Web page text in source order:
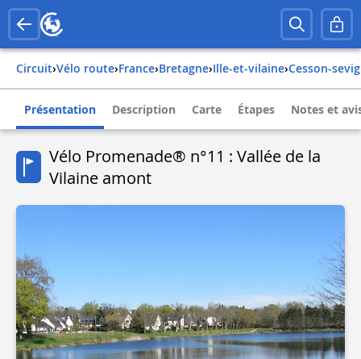
Circuit› Vélo route› france› bretagne› ille-et-vilaine› cesson-
Présentation Description Carte Étapes Notes et
Vélo Promenade® n°11 : Vallée de la
Vilaine amont